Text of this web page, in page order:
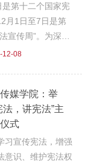
节，让同学们深刻
法作为国家根本大
与温度，也明晰了
年成长、职业发展
是第十二个国家宪
月1日至7日是第
宣传周”。为深入
习近平法治思想，
，学校以“弘扬宪
青春与法同行”为
功举办了宪法宣传
动。本次活动创新
校外+社团实践
12-08
媒学院：举
法，讲宪法”主
式
习宣传宪法，增强
意识、维护宪法权